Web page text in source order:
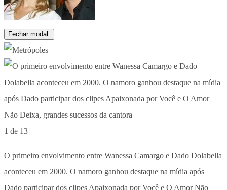
Fechar modal.
1 de 13
O primeiro envolvimento entre Wanessa Camargo e Dado Dolabella
aconteceu em 2000. O namoro ganhou destaque na mídia após
Dado participar dos clipes Apaixonada por Você e O Amor Não